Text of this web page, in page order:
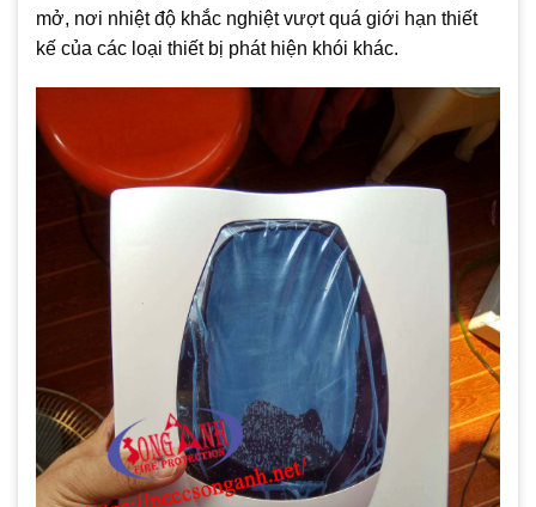
mở, nơi nhiệt độ khắc nghiệt vượt quá giới hạn thiết
kế của các loại thiết bị phát hiện khói khác.